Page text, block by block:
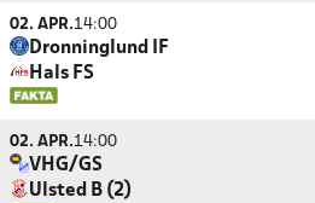
02. APR.14:00
Dronninglund IF
Hals FS
02. APR.14:00
VHG/GS
Ulsted B (2)